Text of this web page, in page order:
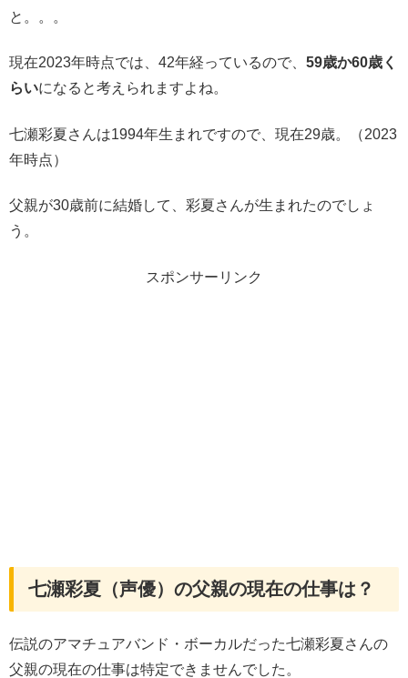
と。。。
現在2023年時点では、42年経っているので、 59歳か60歳く
らいになると考えられますよね。
七瀬彩夏さんは1994年生まれですので、現在29歳。（2023
年時点）
父親が30歳前に結婚して、彩夏さんが生まれたのでしょ
う。
スポンサーリンク
七瀬彩夏（声優）の父親の現在の仕事は？
伝説のアマチュアバンド・ボーカルだった七瀬彩夏さんの
父親の現在の仕事は特定できませんでした。